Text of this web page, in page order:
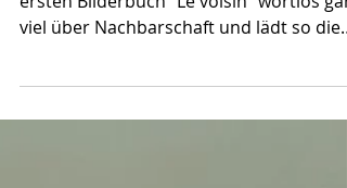
Walid Serageldine erzählt in seinem